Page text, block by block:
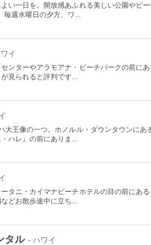
い一日を。開放感あふれる美しい公園やビ
毎週水曜日の夕方、ワ...
イ
ンターやアラモアナ・ビーチパークの前にあ
見られると評判です...
大王像の一つ。ホノルル・ダウンタウンにあ
ハレ』の前にありま...
タニ・カイマナビーチホテルの目の前にあ
どお散歩途中に立ち...
タル - ハワイ